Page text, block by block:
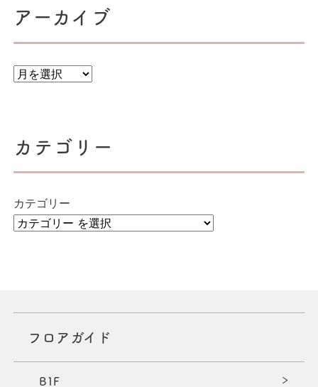
ネ
ー
シ
ョ
アーカイブ
カテゴリー
カテゴリー
フロアガイド
B1F